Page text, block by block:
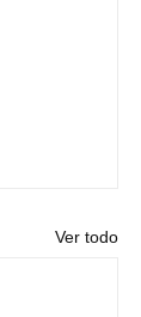
Ver todo